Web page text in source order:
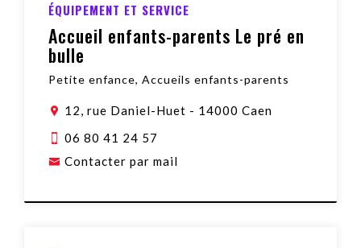
ÉQUIPEMENT ET SERVICE
Accueil enfants-parents Le pré en
bulle
Petite enfance, Accueils enfants-parents
12, rue Daniel-Huet - 14000 Caen
06 80 41 24 57
Contacter par mail